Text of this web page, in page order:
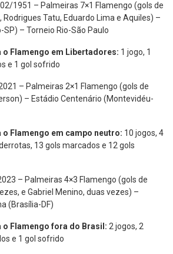
1951 – Palmeiras 7×1 Flamengo (gols de
Rodrigues Tatu, Eduardo Lima e Aquiles) –
SP) – Torneio Rio-São Paulo
Flamengo em Libertadores: 1 jogo, 1
e 1 gol sofrido
– Palmeiras 2×1 Flamengo (gols de
– Estádio Centenário (Montevidéu-
Flamengo em campo neutro: 10 jogos, 4
13 gols marcados e 12 gols
– Palmeiras 4×3 Flamengo (gols de
e Gabriel Menino, duas vezes) –
(Brasília-DF)
Flamengo fora do Brasil: 2 jogos, 2
e 1 gol sofrido